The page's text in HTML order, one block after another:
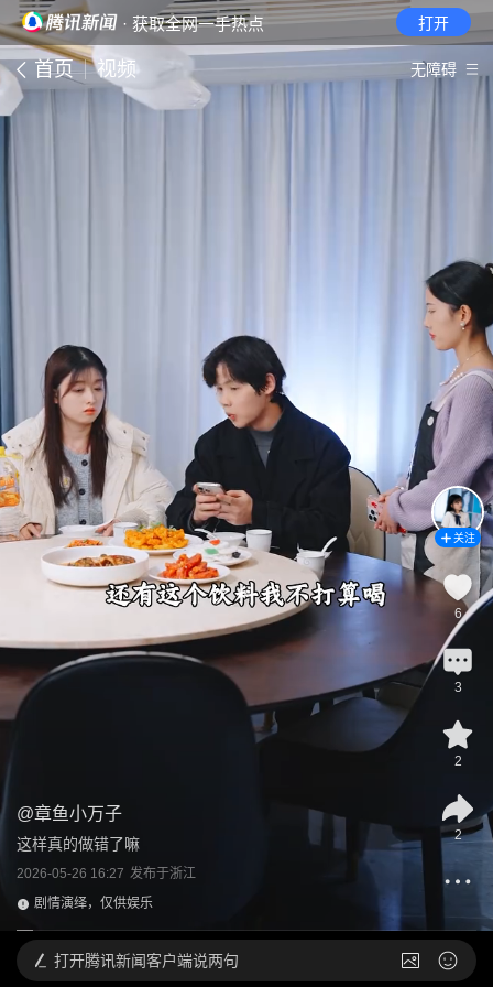
· 获取全网一手热点 打开
首页 视频 无障碍
@章鱼小万子
这样真的做错了嘛
2026-05-26 16:27 发布于浙江
剧情演绎，仅供娱乐
关注
6
3
2
2
打开腾讯新闻客户端说两句